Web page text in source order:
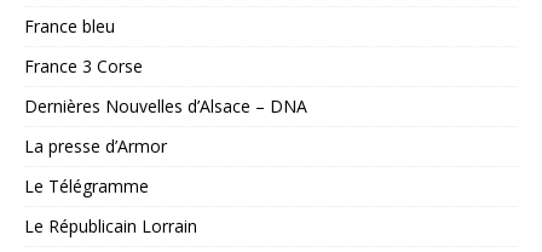
France bleu
France 3 Corse
Dernières Nouvelles d’Alsace – DNA
La presse d’Armor
Le Télégramme
Le Républicain Lorrain